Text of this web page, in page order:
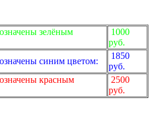
зелёным
1000
руб.
синим цветом:
1850
руб.
красным
2500
руб.